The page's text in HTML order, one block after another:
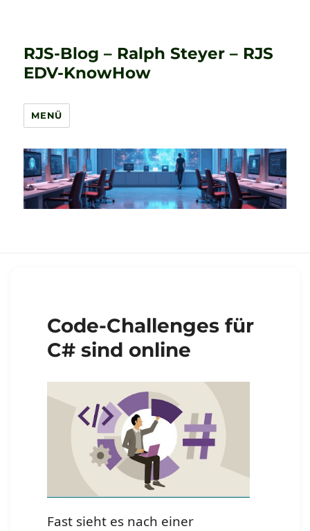
RJS-Blog – Ralph Steyer – RJS
EDV-KnowHow
MENÜ
Code-Challenges für
C# sind online
Fast sieht es nach einer